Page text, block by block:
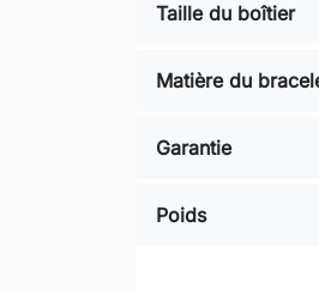
Taille du boîtier
Matière du
Garantie
Poids